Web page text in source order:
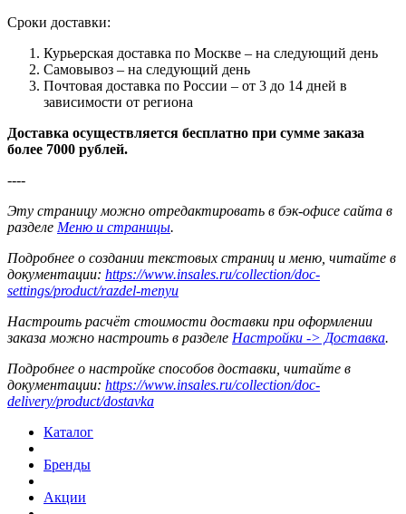
Сроки доставки:
Курьерская доставка по Москве – на следующий день
Самовывоз – на следующий день
Почтовая доставка по России – от 3 до 14 дней в
зависимости от региона
Доставка осуществляется бесплатно при сумме заказа
более 7000 рублей.
----
Эту страницу можно отредактировать в бэк-офисе сайта в
разделе Меню и страницы.
Подробнее о создании текстовых страниц и меню, читайте в
документации: https://www.insales.ru/collection/doc-
settings/product/razdel-menyu
Настроить расчёт стоимости доставки при оформлении
заказа можно настроить в разделе Настройки -> Доставка.
Подробнее о настройке способов доставки, читайте в
документации: https://www.insales.ru/collection/doc-
delivery/product/dostavka
Каталог
Бренды
Акции